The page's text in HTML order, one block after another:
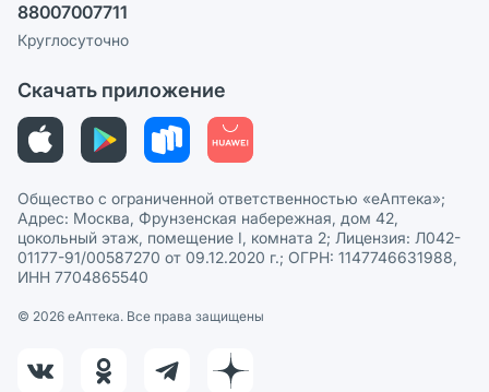
Пользовательское соглашение
Политика рекомендаций
Этика и соответствие
Политика в отношении обработки персональных данных
88007007711
Круглосуточно
Скачать приложение
Общество с ограниченной ответственностью «еАптека»;
Адрес: Москва, Фрунзенская набережная, дом 42,
цокольный этаж, помещение I, комната 2; Лицензия: Л042-
01177-91/00587270 от 09.12.2020 г.; ОГРН: 1147746631988,
ИНН 7704865540
© 2026 eАптека. Все права защищены